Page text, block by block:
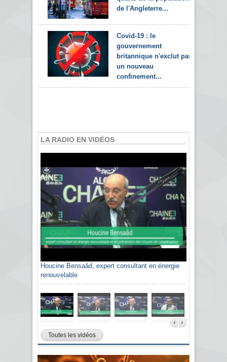
de l'Angleterre...
Covid-19 : le
gouvernement
britannique n'exclut pas
un nouveau
confinement...
LA RADIO EN VIDÉOS
Houcine Bensaâd, expert consultant en énergie
renouvelable
Toutes les vidéos